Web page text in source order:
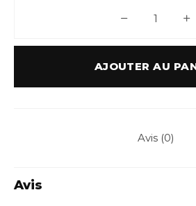
AJOUTER AU
Avis (0)
Avis